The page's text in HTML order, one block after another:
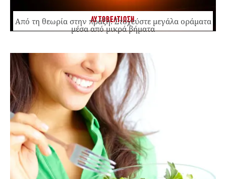
ΑΥΤΟΒΕΛΤΙΩΣΗ
Από τη θεωρία στην πράξη: Στοχεύστε μεγάλα οράματα
μέσα από μικρά βήματα